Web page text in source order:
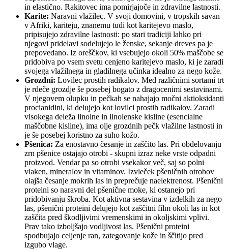
in elastično. Rakitovec ima pomirjajoče in zdravilne lastnosti.
Karite: Naravni vlažilec. V svoji domovini, v tropskih savan
v Afriki, kariteju, znanemu tudi kot karitejevo maslo,
pripisujejo zdravilne lastnosti: po stari tradiciji lahko pri
njegovi pridelavi sodelujejo le ženske, sekanje dreves pa je
prepovedano. Iz oreščkov, ki vsebujejo okoli 50% maščobe se
pridobiva po vsem svetu cenjeno karitejevo maslo, ki je zaradi
svojega vlažilnega in gladilnega učinka idealno za nego kože.
Grozdni: Lovilec prostih radikalov. Med različnimi sortami trt
je rdeče grozdje še posebej bogato z dragocenimi sestavinami.
V njegovem olupku in pečkah se nahajajo močni aktioksidanti
procianidini, ki delujejo kot lovilci prostih radikalov. Zaradi
visokega deleža linolne in linolenske kisline (esencialne
maščobne kisline), ima olje grozdnih pečk vlažilne lastnosti in
je še posebej koristno za suho kožo.
Pšenica: Za enostavno česanje in zaščito las. Pri obdelovanju
zrn pšenice ostajajo otrobi - skupni izraz neke vrste odpadni
proizvod. Vendar pa so otrobi vsekakor več, saj so polni
vlaken, mineralov in vitaminov. Izvleček pšeničnih otrobov
olajša česanje mokrih las in preprečuje naelektrenost. Pšenični
proteini so naravni del pšenične moke, ki ostanejo pri
pridobivanju škroba. Kot aktivna sestavina v izdelkih za nego
las, pšenični proteini delujejo kot zaščitni film okoli las in kot
zaščita pred škodljivimi vremenskimi in okoljskimi vplivi.
Prav tako izboljšajo vodljivost las. Pšenični proteini
spodbujajo celjenje ran, zategovanje kože in ščitijo pred
izgubo vlage.